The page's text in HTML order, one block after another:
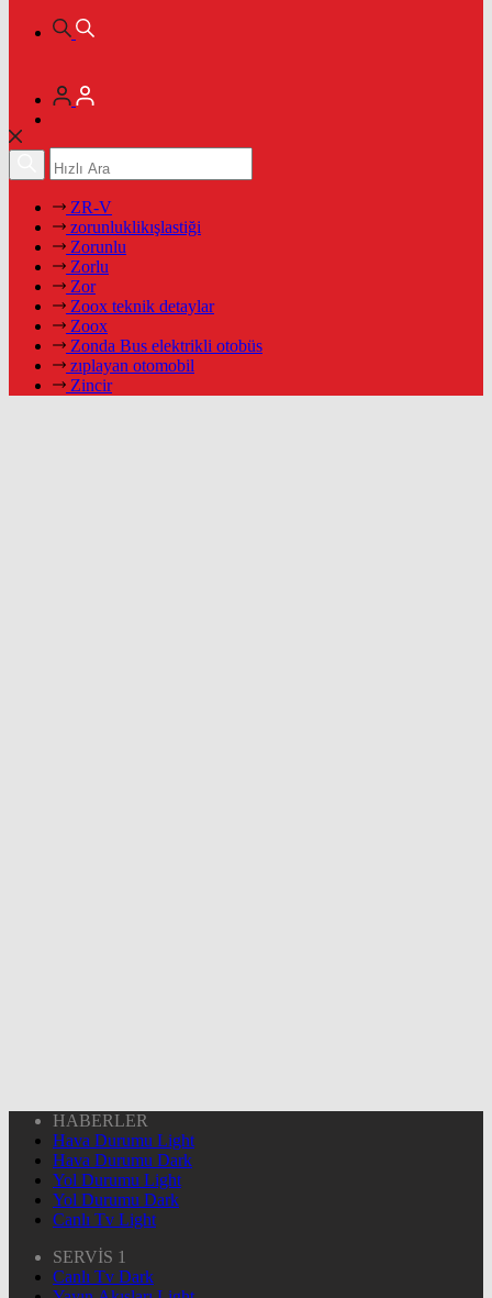
ZR-V
zorunluklikışlastiği
Zorunlu
Zorlu
Zor
Zoox teknik detaylar
Zoox
Zonda Bus elektrikli otobüs
zıplayan otomobil
Zincir
HABERLER
Hava Durumu Light
Hava Durumu Dark
Yol Durumu Light
Yol Durumu Dark
Canlı Tv Light
SERVİS 1
Canlı Tv Dark